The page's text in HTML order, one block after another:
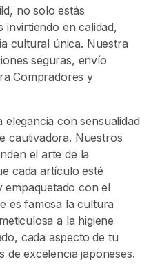
no solo estás
en calidad,
cultural única. Nuestra
seguras, envío
Compradores y
elegancia con sensualidad
cautivadora. Nuestros
el arte de la
cada artículo esté
empaquetado con el
es famosa la cultura
a la higiene
cada aspecto de tu
de excelencia japoneses.